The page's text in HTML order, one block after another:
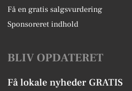
Få en gratis salgsvurdering
Sponsoreret indhold
BLIV OPDATERET
Få lokale nyheder GRATIS